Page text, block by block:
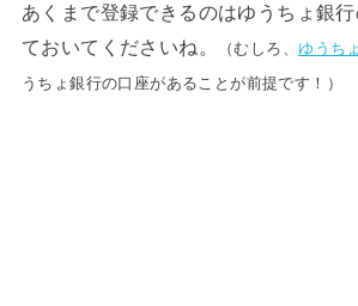
あくまで登録できるのはゆうちょ銀
ておいてくださいね。
（むしろ、ゆうち
うちょ銀行の口座があることが前提です！）